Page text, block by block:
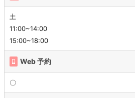
土
11:00~14:00
15:00~18:00
Web 予約
〇